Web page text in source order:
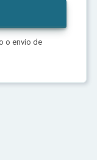
o envio de